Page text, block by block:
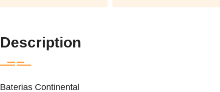
Description
Baterias Continental